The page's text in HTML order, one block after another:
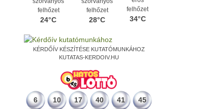
felhőzet
24°C
felhőzet
28°C
felhőzet
34°C
KÉRDŐÍV KÉSZÍTÉSE KUTATÓMUNKÁHOZ
KUTATAS-KERDOIV.HU
6 10 17 40 41 45